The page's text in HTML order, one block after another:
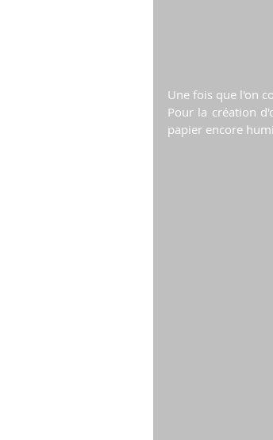
Une fois que l'on
Pour la création
papier encore